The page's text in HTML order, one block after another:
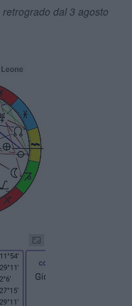
retrogrado dal 3 agosto